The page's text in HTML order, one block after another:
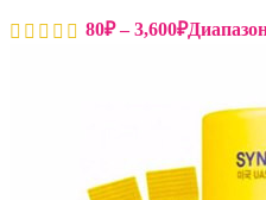
80₽ – 3,600₽